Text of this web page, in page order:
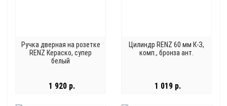
Ручка дверная на розетке
RENZ Кераско, супер
белый
1 920 р.
Цилиндр RENZ 60 мм К-З,
комп., бронза ант.
1 019 р.